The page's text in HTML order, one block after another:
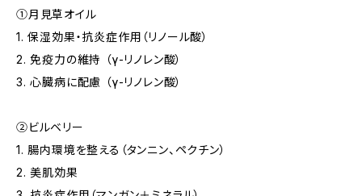
①月見草オイル
1. 保湿効果・抗炎症作用（リノール酸）
2. 免疫力の維持 （γ-リノレン酸）
3. 心臓病に配慮 （γ-リノレン酸）
②ビルベリー
1. 腸内環境を整える（タンニン、ペクチン）
2. 美肌効果